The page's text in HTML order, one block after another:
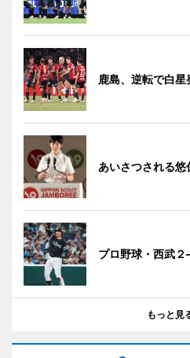
鹿島、逆転で白
あいさつされる悠
プロ野球・西武
もっと見